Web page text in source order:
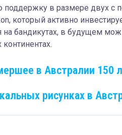
в размере двух с
который активно
бандикутах, в будущем
в Австралии 150
рисунках в